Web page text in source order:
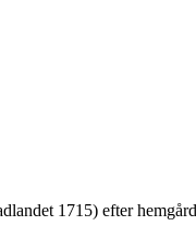
1715) efter